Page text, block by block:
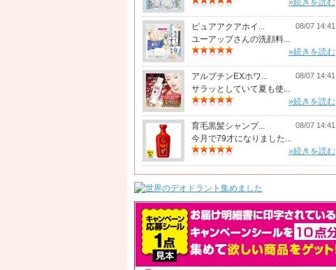
»続きを読む
ピュアアクアホイ... 08/07 14:41
ユーアップさんの洗顔料...
»続きを読む
アルブチンEXホワ... 08/07 14:41
サラッとしていて夏も使...
»続きを読む
育毛黒髪シャンプ... 08/07 14:41
今月で79才になりました...
»続きを読む